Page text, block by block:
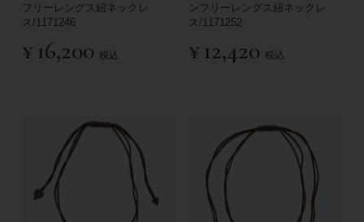
フリーレングス紐ネックレ
ス/1171246
¥ 16,200 税込
ンフリーレングス紐ネックレ
ス/1171252
¥ 12,420 税込